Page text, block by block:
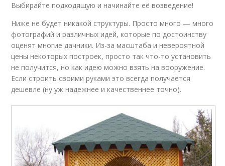
Выбирайте подходящую и начинайте её возведение!
Ниже не будет никакой структуры. Просто много — много
фотографий и различных идей, которые по достоинству
оценят многие дачники. Из-за масштаба и невероятной
цены некоторых построек, просто так что-то установить
не получится, но как идею можно взять на вооружение.
Если строить своими руками это всегда получается
дешевле (ну уж надежнее и качественнее точно).